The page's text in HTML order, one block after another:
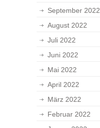
September 2022
August 2022
Juli 2022
Juni 2022
Mai 2022
April 2022
März 2022
Februar 2022